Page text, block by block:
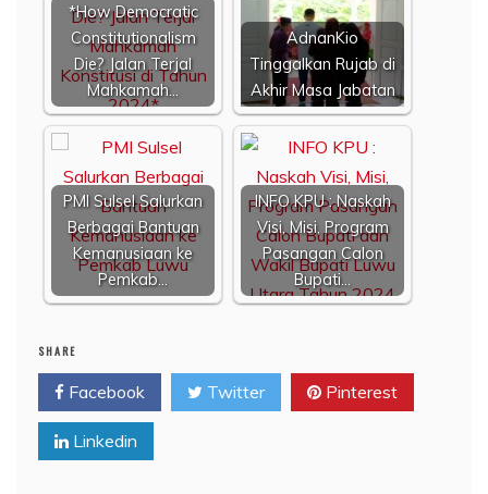
*How Democratic
Constitutionalism
Die? Jalan Terjal
Mahkamah…
AdnanKio
Tinggalkan Rujab di
Akhir Masa Jabatan
PMI Sulsel Salurkan
Berbagai Bantuan
Kemanusiaan ke
Pemkab…
INFO KPU : Naskah
Visi, Misi, Program
Pasangan Calon
Bupati…
SHARE
Facebook Twitter Pinterest
Linkedin